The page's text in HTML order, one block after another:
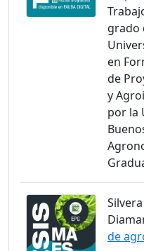
grado
en
de
y
por la
de